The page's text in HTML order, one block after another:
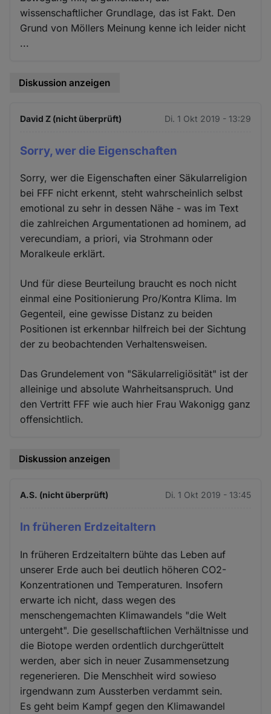
wissenschaftlicher Grundlage, das ist Fakt. Den
Grund von Möllers Meinung kenne ich leider nicht
...
Diskussion anzeigen
David Z (nicht überprüft) Di. 1 Okt 2019 - 13:29
Sorry, wer die Eigenschaften
Sorry, wer die Eigenschaften einer Säkularreligion
bei FFF nicht erkennt, steht wahrscheinlich selbst
emotional zu sehr in dessen Nähe - was im Text
die zahlreichen Argumentationen ad hominem, ad
verecundiam, a priori, via Strohmann oder
Moralkeule erklärt.
Und für diese Beurteilung braucht es noch nicht
einmal eine Positionierung Pro/Kontra Klima. Im
Gegenteil, eine gewisse Distanz zu beiden
Positionen ist erkennbar hilfreich bei der Sichtung
der zu beobachtenden Verhaltensweisen.
Das Grundelement von "Säkularreligiösität" ist der
alleinige und absolute Wahrheitsanspruch. Und
den Vertritt FFF wie auch hier Frau Wakonigg ganz
offensichtlich.
Diskussion anzeigen
A.S. (nicht überprüft) Di. 1 Okt 2019 - 13:45
In früheren Erdzeitaltern
In früheren Erdzeitaltern bühte das Leben auf
unserer Erde auch bei deutlich höheren CO2-
Konzentrationen und Temperaturen. Insofern
erwarte ich nicht, dass wegen des
menschengemachten Klimawandels "die Welt
untergeht". Die gesellschaftlichen Verhältnisse und
die Biotope werden ordentlich durchgerüttelt
werden, aber sich in neuer Zusammensetzung
regenerieren. Die Menschheit wird sowieso
irgendwann zum Aussterben verdammt sein.
Es geht beim Kampf gegen den Klimawandel